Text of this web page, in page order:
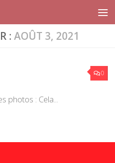
: AOÛT 3, 2021
0
photos : Cela...